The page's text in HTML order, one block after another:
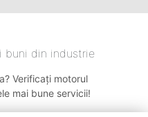
buni din industrie
Verificați motorul
mai bune servicii!